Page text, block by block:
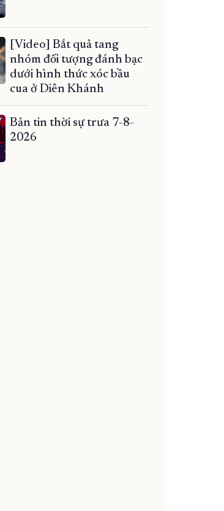
[Video] Bắt quả tang
nhóm đối tượng đánh bạc
dưới hình thức xóc bầu
cua ở Diên Khánh
Bản tin thời sự trưa 7-8-
2026